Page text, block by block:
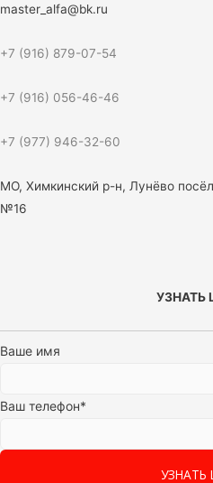
master_alfa@bk.ru
+7 (916) 879-07-54
+7 (916) 056-46-46
+7 (977) 946-32-60
МО, Химкинский р-н, Лунёво
№16
УЗНАТЬ
Ваше имя
Ваш телефон*